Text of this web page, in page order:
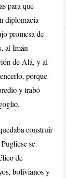
para que
diplomacia
promesa de
al Imán
de Alá, y al
porque
y trabó
construir
se
de
bolivianos y